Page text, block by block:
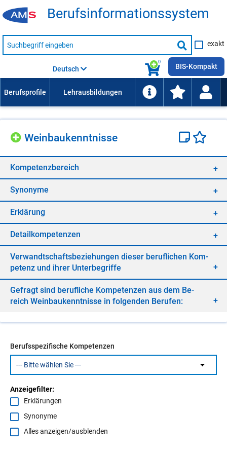
Be­rufs­in­for­ma­ti­ons­sys­tem
Suche
nach
Suche
starten
exakt
0
Deutsch BIS-Kompakt
Wein­bau­kennt­nis­se
Kom­pe­tenz­be­reich
Syn­ony­me
Er­klä­rung
De­tail­kom­pe­ten­zen
Ver­wandt­schafts­be­zie­hun­gen die­ser be­ruf­li­chen Kom­
pe­tenz und ih­rer Un­ter­be­grif­fe
Ge­fragt sind be­ruf­li­che Kom­pe­ten­zen aus dem Be­
reich Wein­bau­kennt­nis­se in fol­gen­den Be­ru­fen:
Berufsspezifische Kompetenzen
Anzeigefilter:
Erklärungen
Synonyme
Alles anzeigen/ausblenden